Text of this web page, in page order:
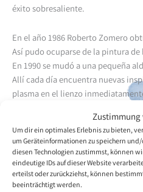
Um dir ein optimales Erlebnis zu bieten,
um Geräteinformationen zu speichern
diesen Technologien zustimmst, können
eindeutige IDs auf dieser Website
erteilst oder zurückziehst, können
beeinträchtigt werden.
éxito sobresaliente.
En el año 1986 Roberto Zomero
Así pudo ocuparse de la pintura
En 1990 se mudó a una pequeña
Allí cada día encuentra nuevas
plasma en el lienzo
asociado de la VDMFK. Así pudo
exposiciones en Italia y en el
la prensa informase regularmente
Volver a la descripción